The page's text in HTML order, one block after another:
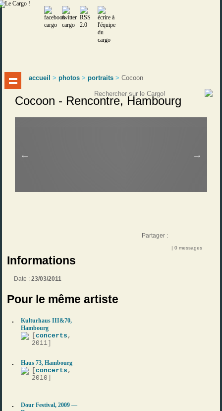
accueil >photos >portraits >Cocoon
Cocoon - Rencontre, Hambourg
Partager :
| 0 messages
Informations
Date :23/03/2011
Pour le même artiste
Kulturhaus III&70,
Hambourg
[concerts ,
2011]
Haus 73, Hambourg
[concerts ,
2010]
Dour Festival, 2009 —